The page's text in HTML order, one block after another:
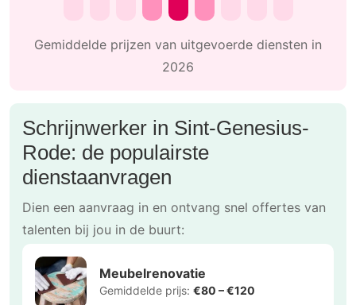
Gemiddelde prijzen van uitgevoerde diensten in
2026
Schrijnwerker in Sint-Genesius-
Rode: de populairste
dienstaanvragen
Dien een aanvraag in en ontvang snel offertes van
talenten bij jou in de buurt:
Meubelrenovatie
Gemiddelde prijs: €80 – €120